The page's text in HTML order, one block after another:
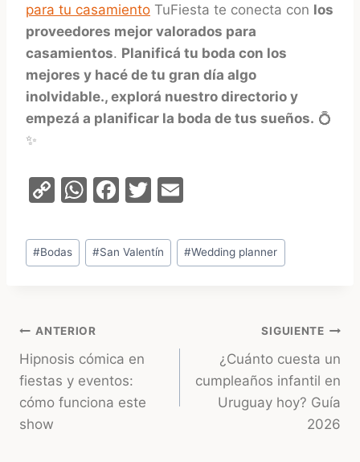
para tu casamiento TuFiesta te conecta con los
proveedores mejor valorados para
casamientos. Planificá tu boda con los
mejores y hacé de tu gran día algo
inolvidable., explorá nuestro directorio y
empezá a planificar la boda de tus sueños. 💍
✨
C
p
y
n
k
W
at
s
p
p
F
c
e
k
T
itt
er
ai
l
Etiquetas
de
#Bodas #San Valentín #Wedding planner
Navegación
de
entradas
ANTERIOR
Hipnosis cómica en
fiestas y eventos:
cómo funciona este
show
SIGUIENTE
¿Cuánto cuesta un
cumpleaños infantil en
Uruguay hoy? Guía
2026